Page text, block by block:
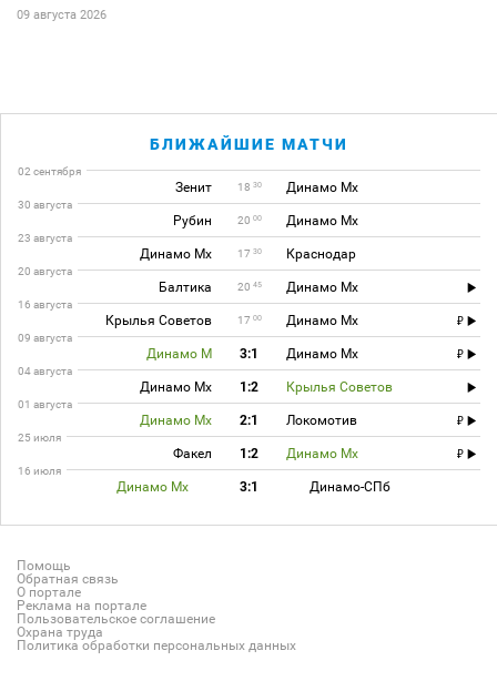
09 августа 2026
БЛИЖАЙШИЕ МАТЧИ
02 сентября
Зенит 18 30 Динамо Мх
30 августа
Рубин 20 00 Динамо Мх
23 августа
Динамо Мх 17 30 Краснодар
20 августа
Балтика 20 45 Динамо Мх
16 августа
Крылья Советов 17 00 Динамо Мх
09 августа
Динамо М 3:1 Динамо Мх
04 августа
Динамо Мх 1:2 Крылья Советов
01 августа
Динамо Мх 2:1 Локомотив
25 июля
Факел 1:2 Динамо Мх
16 июля
Динамо Мх 3:1 Динамо-СПб
Помощь
Обратная связь
О портале
Реклама на портале
Пользовательское соглашение
Охрана труда
Политика обработки персональных данных